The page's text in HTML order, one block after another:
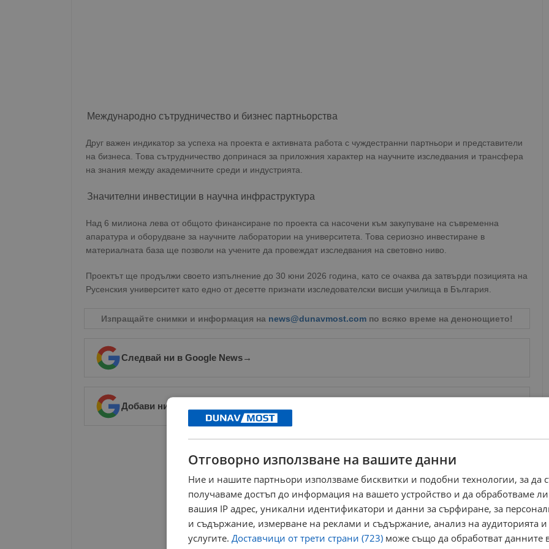
Международно сътрудничество и бизнес партньорства
Друг важен индикатор за успеха на проекта е активната работа с чуждестранни партньори и представители
на бизнеса. Това сътрудничество допринася за приложния характер на научните изследвания и трансфера
на знания между академичните среди и индустрията.
Значителни инвестиции в научна инфраструктура
Над 6 милиона лева от общото финансиране по проекта са насочени към закупуване на съвременна
апаратура и оборудване за научните лаборатории на университета. Това сериозно инвестиране в
материалната база ще позволи на учените да провеждат изследвания на световно ниво.
Проектът ще продължи своето изпълнение до 30 юни 2026 година, като се очаква да затвърди позицията на
Русенския университет като едно от десетте признати изследователски висши училища в България.
Изпращайте снимки и информация на news@dunavmost.com по всяко време на денонощието!
Следвай ни в Google News→
Добави ни в предпочитани източници в Google
Посланикът на Индия посети Русенския
университет
15:16 | 15.5.2025 г.
Обмислят промяна на финансирането във
висшето образование
15:19 | 18.6.2024 г.
Отговорно използване на вашите данни
Ние и нашите партньори използваме бисквитки и подобни технологии, за да
получаваме достъп до информация на вашето устройство и да обработваме
вашия IP адрес, уникални идентификатори и данни за сърфиране, за
и съдържание, измерване на реклами и съдържание, анализ на аудиторията
услугите. Доставчици от трети страни (723) може също да обработват данните